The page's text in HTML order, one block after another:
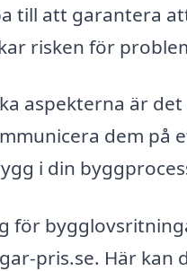
till att garantera
risken för
aspekterna är
dem
i din
för
pris.se. Här kan